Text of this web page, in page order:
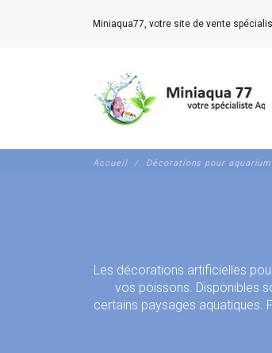
Miniaqua77, votre site de vente
Accueil Décorations pour aquarium
Les décorations artificielles
vos poissons. Disponibles
certains paysages aquatiques.
créer un environnement